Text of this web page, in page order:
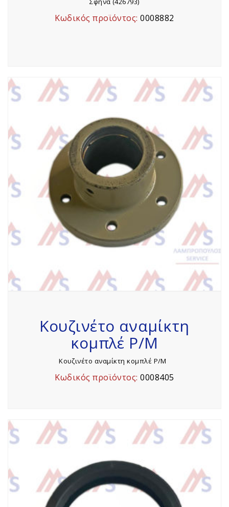
Κωδικός προϊόντος:0008882
Κουζινέτο αναμίκτη
κομπλέ P/M
Κουζινέτο αναμίκτη κομπλέ P/M
Κωδικός προϊόντος:0008405